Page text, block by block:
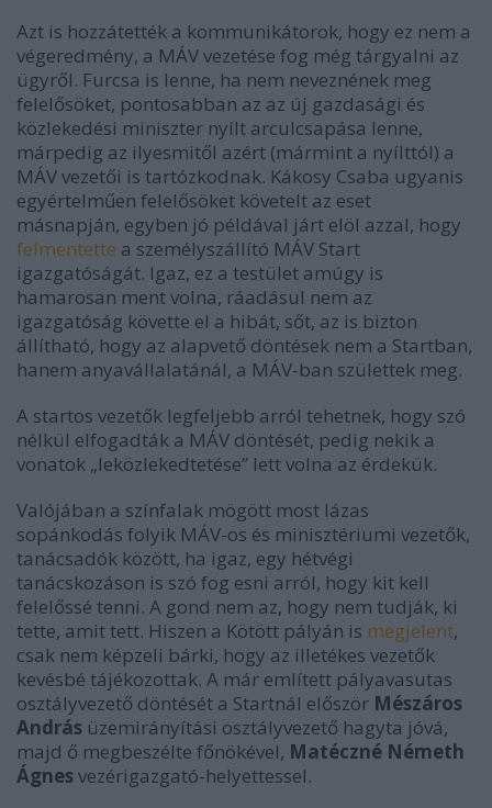
Azt is hozzátették a kommunikátorok, hogy ez nem a
végeredmény, a MÁV vezetése fog még tárgyalni az
ügyről. Furcsa is lenne, ha nem neveznének meg
felelősöket, pontosabban az az új gazdasági és
közlekedési miniszter nyílt arculcsapása lenne,
márpedig az ilyesmitől azért (mármint a nyílttól) a
MÁV vezetői is tartózkodnak. Kákosy Csaba ugyanis
egyértelműen felelősöket követelt az eset
másnapján, egyben jó példával járt elöl azzal, hogy
felmentette a személyszállító MÁV Start
igazgatóságát. Igaz, ez a testület amúgy is
hamarosan ment volna, ráadásul nem az
igazgatóság követte el a hibát, sőt, az is bizton
állítható, hogy az alapvető döntések nem a Startban,
hanem anyavállalatánál, a MÁV-ban születtek meg.
A startos vezetők legfeljebb arról tehetnek, hogy szó
nélkül elfogadták a MÁV döntését, pedig nekik a
vonatok „leközlekedtetése” lett volna az érdekük.
Valójában a színfalak mögött most lázas
sopánkodás folyik MÁV-os és minisztériumi vezetők,
tanácsadók között, ha igaz, egy hétvégi
tanácskozáson is szó fog esni arról, hogy kit kell
felelőssé tenni. A gond nem az, hogy nem tudják, ki
tette, amit tett. Hiszen a Kötött pályán is megjelent,
csak nem képzeli bárki, hogy az illetékes vezetők
kevésbé tájékozottak. A már említett pályavasutas
osztályvezető döntését a Startnál először Mészáros
András üzemirányítási osztályvezető hagyta jóvá,
majd ő megbeszélte főnökével, Matéczné Németh
Ágnesvezérigazgató-helyettessel.